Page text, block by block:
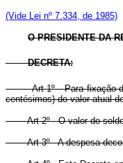
(Vide Lei nº 7.334, de 1985)
O PRESIDENTE DA
DECRETA:
Art 1º - Para fixação
centésimos) do valor atual
Art 2º - O valor do
Art 3º - A despesa